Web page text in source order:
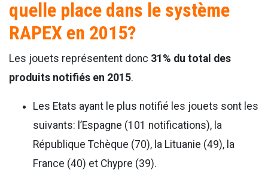
quelle place dans le système
RAPEX en 2015?
Les jouets représentent donc 31% du total des
produits notifiés en 2015.
Les Etats ayant le plus notifié les jouets sont les
suivants: l’Espagne (101 notifications), la
République Tchèque (70), la Lituanie (49), la
France (40) et Chypre (39).